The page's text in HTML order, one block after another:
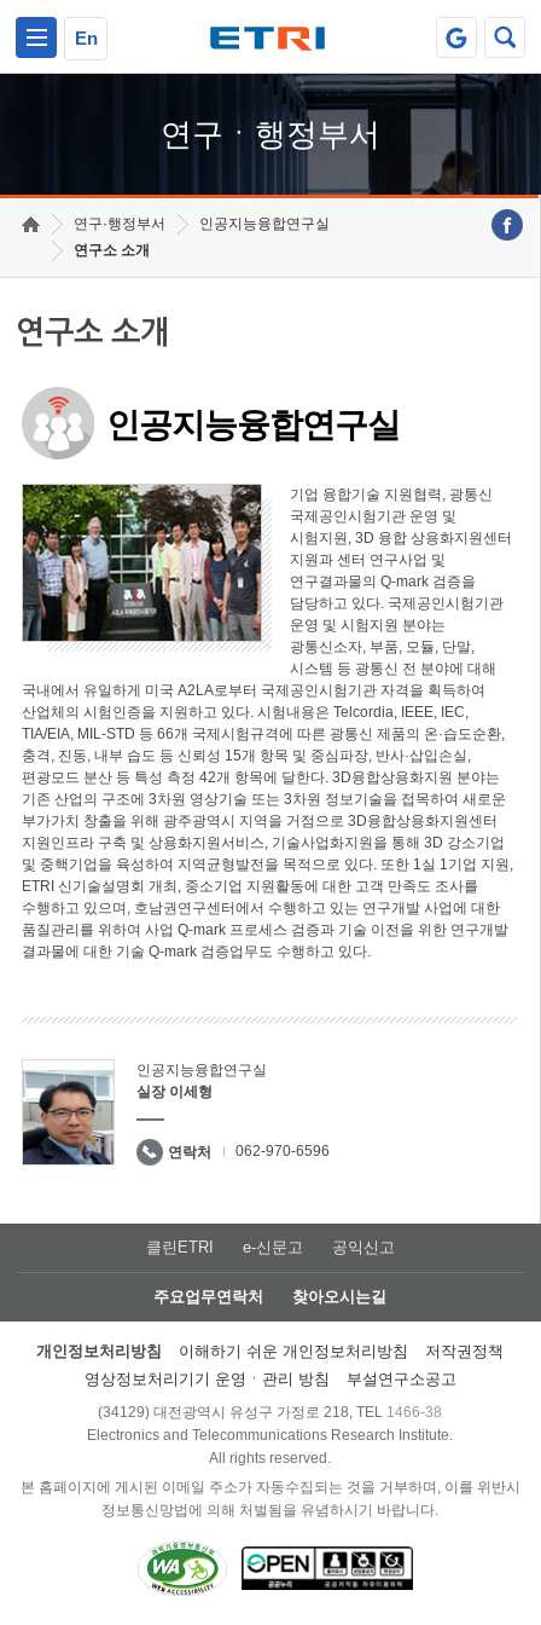
En
연구ㆍ행정부서
연구·행정부서
인공지능융합연구실
연구소 소개
연구소 소개
인공지능융합연구실
기업 융합기술 지원협력, 광통신
국제공인시험기관 운영 및
시험지원, 3D 융합 상용화지원센터
지원과 센터 연구사업 및
연구결과물의 Q-mark 검증을
담당하고 있다. 국제공인시험기관
운영 및 시험지원 분야는
광통신소자, 부품, 모듈, 단말,
시스템 등 광통신 전 분야에 대해
국내에서 유일하게 미국 A2LA로부터 국제공인시험기관 자격을 획득하여
산업체의 시험인증을 지원하고 있다. 시험내용은 Telcordia, IEEE, IEC,
TIA/EIA, MIL-STD 등 66개 국제시험규격에 따른 광통신 제품의 온·습도순환,
충격, 진동, 내부 습도 등 신뢰성 15개 항목 및 중심파장, 반사·삽입손실,
편광모드 분산 등 특성 측정 42개 항목에 달한다. 3D융합상용화지원 분야는
기존 산업의 구조에 3차원 영상기술 또는 3차원 정보기술을 접목하여 새로운
부가가치 창출을 위해 광주광역시 지역을 거점으로 3D융합상용화지원센터
지원인프라 구축 및 상용화지원서비스, 기술사업화지원을 통해 3D 강소기업
및 중핵기업을 육성하여 지역균형발전을 목적으로 있다. 또한 1실 1기업 지원,
ETRI 신기술설명회 개최, 중소기업 지원활동에 대한 고객 만족도 조사를
수행하고 있으며, 호남권연구센터에서 수행하고 있는 연구개발 사업에 대한
품질관리를 위하여 사업 Q-mark 프로세스 검증과 기술 이전을 위한 연구개발
결과물에 대한 기술 Q-mark 검증업무도 수행하고 있다.
인공지능융합연구실
실장 이세형
연락처 062-970-6596
클린ETRI e-신문고 공익신고
주요업무연락처 찾아오시는길
개인정보처리방침 이해하기 쉬운 개인정보처리방침
저작권정책
영상정보처리기기 운영ㆍ관리 방침
부설연구소공고
(34129) 대전광역시 유성구 가정로 218, TEL 1466-38
Electronics and Telecommunications Research Institute.
All rights reserved.
본 홈페이지에 게시된 이메일 주소가 자동수집되는 것을 거부하며, 이를 위반시
정보통신망법에 의해 처벌됨을 유념하시기 바랍니다.